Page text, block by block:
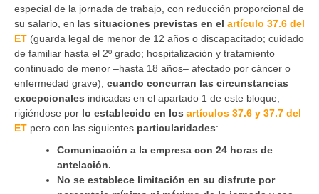
especial de la jornada de trabajo, con reducción proporcional de
su salario, en las situaciones previstas en el artículo 37.6 del
ET (guarda legal de menor de 12 años o discapacitado; cuidado
de familiar hasta el 2º grado; hospitalización y tratamiento
continuado de menor –hasta 18 años– afectado por cáncer o
enfermedad grave), cuando concurran las circunstancias
excepcionales indicadas en el apartado 1 de este bloque,
rigiéndose por lo establecido en los artículos 37.6 y 37.7 del
ET pero con las siguientes particularidades:
Comunicación a la empresa con 24 horas de
antelación.
No se establece limitación en su disfrute por